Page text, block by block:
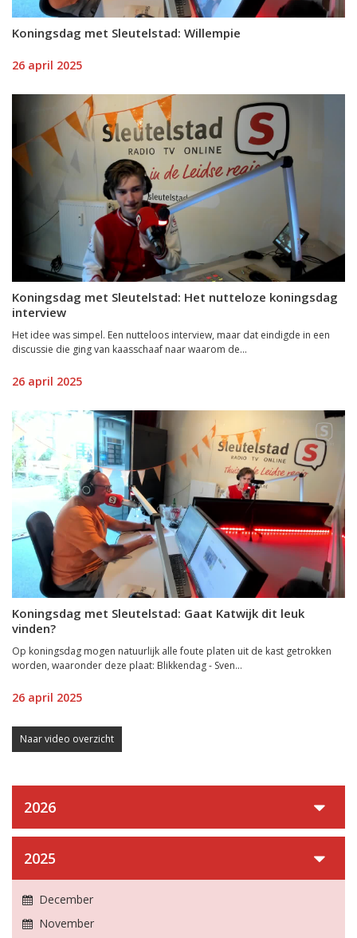
Koningsdag met Sleutelstad: Willempie
26 april 2025
Koningsdag met Sleutelstad: Het nutteloze koningsdag
interview
Het idee was simpel. Een nutteloos interview, maar dat eindigde in een
discussie die ging van kaasschaaf naar waarom de...
26 april 2025
Koningsdag met Sleutelstad: Gaat Katwijk dit leuk
vinden?
Op koningsdag mogen natuurlijk alle foute platen uit de kast getrokken
worden, waaronder deze plaat: Blikkendag - Sven...
26 april 2025
Naar video overzicht
2026
2025
December
November